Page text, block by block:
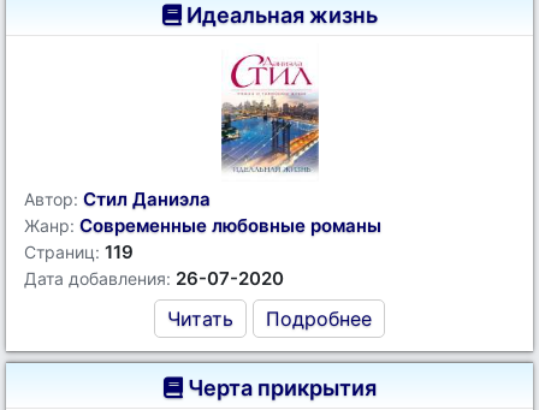
Идеальная жизнь
Автор: Стил Даниэла
Жанр: Современные любовные романы
Страниц: 119
Дата добавления: 26-07-2020
Читать Подробнее
Черта прикрытия